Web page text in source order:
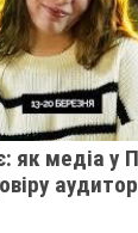
як медіа у